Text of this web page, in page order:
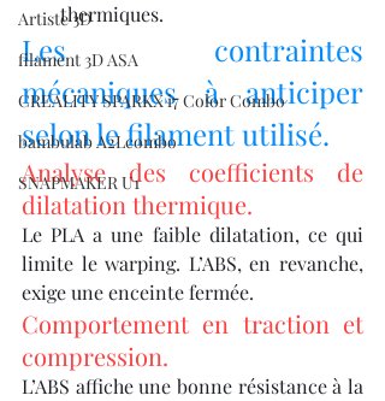
Artiste 3D
filament 3D ASA
CREALITY SPARKX i7 Color Combo
bambulab A2Lcombo
SNAPMAKER U1
thermiques.
Les contraintes
mécaniques à anticiper
selon le filament utilisé.
Analyse des coefficients de
dilatation thermique.
Le PLA a une faible dilatation, ce qui
limite le warping. L’ABS, en revanche,
exige une enceinte fermée.
Comportement en traction et
compression.
L’ABS affiche une bonne résistance à la